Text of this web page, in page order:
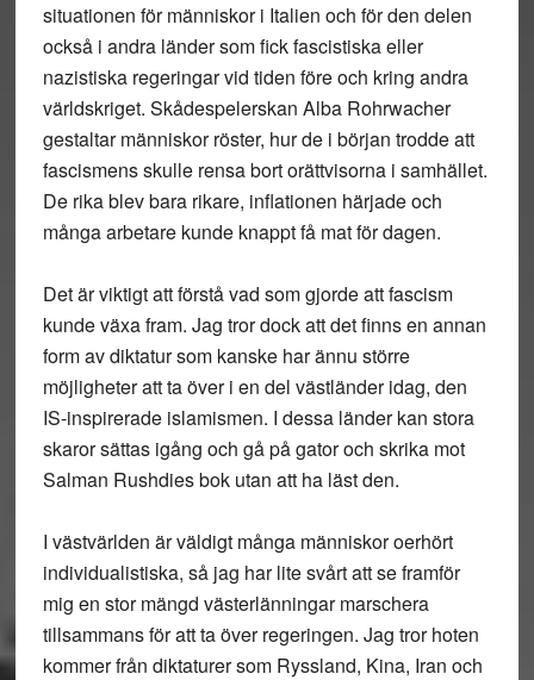
situationen för människor i Italien och för den delen
också i andra länder som fick fascistiska eller
nazistiska regeringar vid tiden före och kring andra
världskriget. Skådespelerskan Alba Rohrwacher
gestaltar människor röster, hur de i början trodde att
fascismens skulle rensa bort orättvisorna i samhället.
De rika blev bara rikare, inflationen härjade och
många arbetare kunde knappt få mat för dagen.
Det är viktigt att förstå vad som gjorde att fascism
kunde växa fram. Jag tror dock att det finns en annan
form av diktatur som kanske har ännu större
möjligheter att ta över i en del västländer idag, den
IS-inspirerade islamismen. I dessa länder kan stora
skaror sättas igång och gå på gator och skrika mot
Salman Rushdies bok utan att ha läst den.
I västvärlden är väldigt många människor oerhört
individualistiska, så jag har lite svårt att se framför
mig en stor mängd västerlänningar marschera
tillsammans för att ta över regeringen. Jag tror hoten
kommer från diktaturer som Ryssland, Kina, Iran och